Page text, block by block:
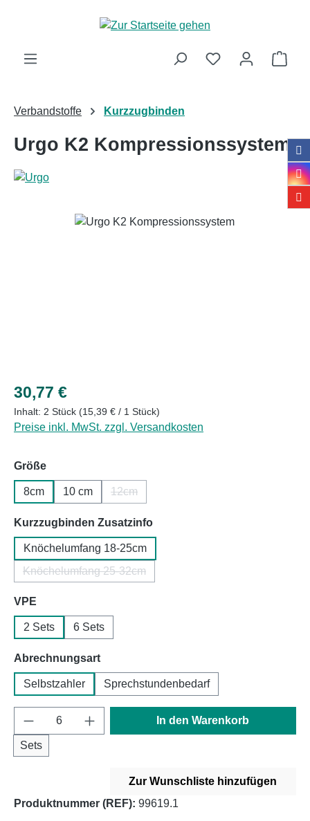
Zum Hauptinhalt springen
Verbandstoffe Kurzzugbinden
Urgo K2 Kompressionssystem
Bildergalerie überspringen
Regulärer Preis:
30,77 €
Inhalt: 2 Stück (15,39 € / 1 Stück)
Preise inkl. MwSt. zzgl. Versandkosten
Größeauswählen
8cm 10 cm 12cm
Kurzzugbinden Zusatzinfoauswählen
Knöchelumfang 18-25cm
Knöchelumfang 25-32cm
(Diese Option ist zurzeit nicht verfügbar.)
VPE
2 Sets 6 Sets
Abrechnungsartauswählen
Selbstzahler Sprechstundenbedarf
Produkt Anzahl: Gib den gewünschten
Sets
In den Warenkorb
Zur Wunschliste hinzufügen
Produktnummer (REF): 99619.1